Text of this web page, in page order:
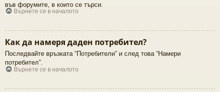
във форумите, в които се търси.
Върнете се в началото
Как да намеря даден потребител?
Последвайте връзката “Потребители” и след това “Намери
потребител”.
Върнете се в началото